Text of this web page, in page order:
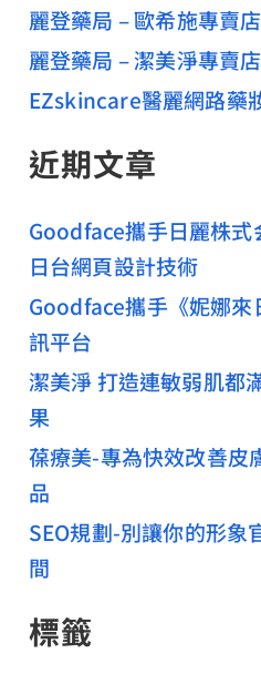
麗登藥局 – 歐希施專賣店
麗登藥局 – 潔美淨專賣店
EZskincare醫麗網路藥
近期文章
Goodface攜手日麗株式
日台網頁設計技術
Goodface攜手《妮娜來
訊平台
潔美淨 打造連敏弱肌都
果
葆療美-專為快效改善皮
品
SEO規劃-別讓你的形象
間
標籤